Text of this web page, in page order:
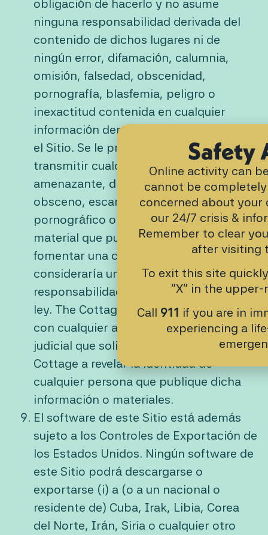
obligación de hacerlo y no asume
ninguna responsabilidad derivada del
contenido de dichos lugares ni de
ningún error, difamación, calumnia,
omisión, falsedad, obscenidad,
pornografía, blasfemia, peligro o
inexactitud contenida en cualquier
información dentro de dichos lugares en
el Sitio. Se le prohíbe publicar o
transmitir cualquier material ilegal,
amenazante, difamatorio, calumnioso,
obsceno, escandaloso, incendiario,
pornográfico o profano, o cualquier
material que pueda constituir o
fomentar una conducta que se
consideraría un delito penal, dar lugar a
responsabilidad civil o violar cualquier
ley. The Cottage cooperará plenamente
con cualquier autoridad policial u orden
judicial que solicite o dirija a The
Cottage a revelar la identidad de
cualquier persona que publique dicha
información o materiales.
El software de este Sitio está además
sujeto a los Controles de Exportación de
los Estados Unidos. Ningún software de
este Sitio podrá descargarse o
exportarse (i) a (o a un nacional o
residente de) Cuba, Irak, Libia, Corea
del Norte, Irán, Siria o cualquier otro
Safety
Online activity can
cannot be completely
concerned about your
our 24/7 crisis &
Remember to clear
after visiting
To exit this site
“X” in the
Call 911 if you are in
experiencing a